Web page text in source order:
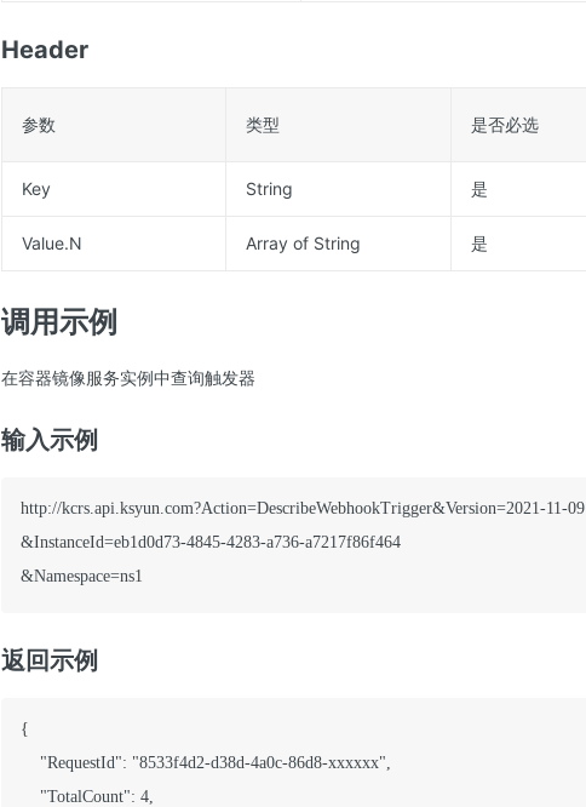
Header
参数 类型 是否必选
Key String 是
Value.N Array of String 是
调用示例
在容器镜像服务实例中查询触发器
输入示例
http://kcrs.api.ksyun.com?Action=DescribeWebhookTrigger&Version=2021-11-09
&InstanceId=eb1d0d73-4845-4283-a736-a7217f86f464
返回示例
{
    "RequestId": "8533f4d2-d38d-4a0c-86d8-xxxxxx",
    "TotalCount": 4,